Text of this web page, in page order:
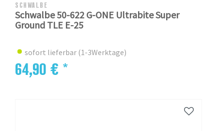
SCHWALBE
Schwalbe 50-622 G-ONE Ultrabite Super
Ground TLE E-25
sofort lieferbar (1-3Werktage)
64,90 € *